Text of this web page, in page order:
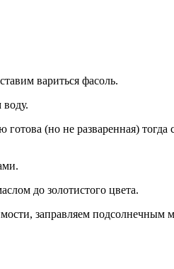
вариться фасоль.
(но не разваренная)
до золотистого цвета.
заправляем подсолнечным